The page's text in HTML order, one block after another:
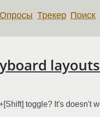
Опросы Трекер Поиск
toggle? It's doesn't